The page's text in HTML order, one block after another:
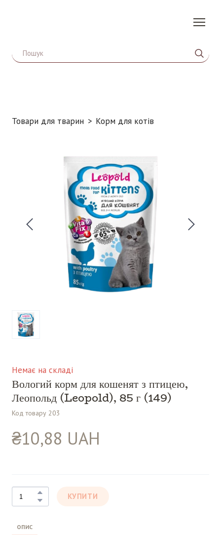
Товари для тварин Корм для котів
Немає на складі
Вологий корм для кошенят з птицею,
Леопольд (Leopold), 85 г (149)
Код товару 203
₴10,88 UAH
КУПИТИ
ОПИС